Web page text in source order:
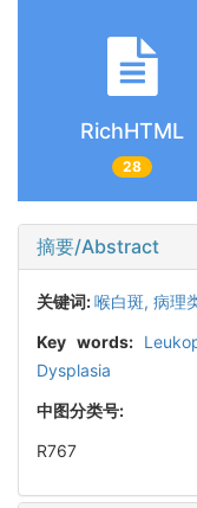
RichHTML
28
摘要/Abstract
关键词:喉白斑, 病理
Key words:
Dysplasia
中图分类号:
R767